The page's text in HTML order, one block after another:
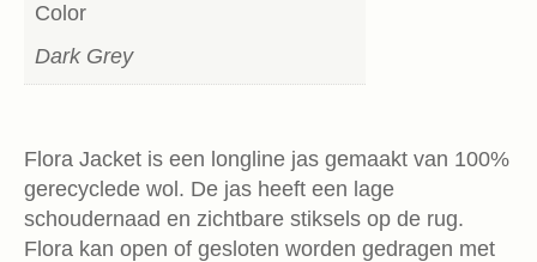
Color
Dark Grey
Flora Jacket is een longline jas gemaakt van 100%
gerecyclede wol. De jas heeft een lage
schoudernaad en zichtbare stiksels op de rug.
Flora kan open of gesloten worden gedragen met